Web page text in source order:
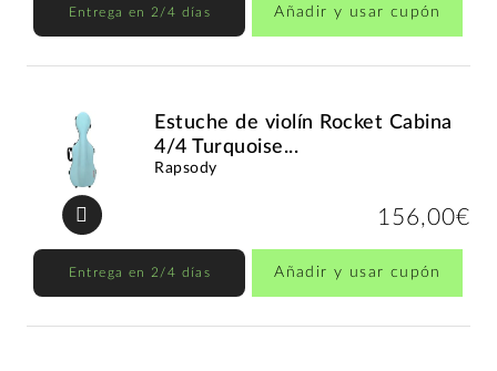
Entrega en 2/4 días Añadir y usar cupón
Estuche de violín Rocket Cabina
4/4 Turquoise...
Rapsody
156,00€
Entrega en 2/4 días Añadir y usar cupón